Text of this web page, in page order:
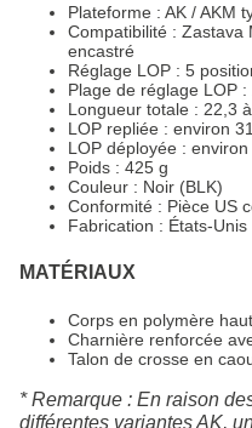
Plateforme : AK / AKM
Compatibilité : Zastava
encastré
Réglage LOP : 5
Plage de réglage LOP
Longueur totale : 22,3
LOP repliée : environ
LOP déployée :
Poids : 425 g
Couleur : Noir (BLK)
Conformité : Pièce US
Fabrication : États-Unis
MATÉRIAUX
Corps en polymère
Charnière renforcée
Talon de crosse en
* Remarque : En raison
différentes variantes AK,